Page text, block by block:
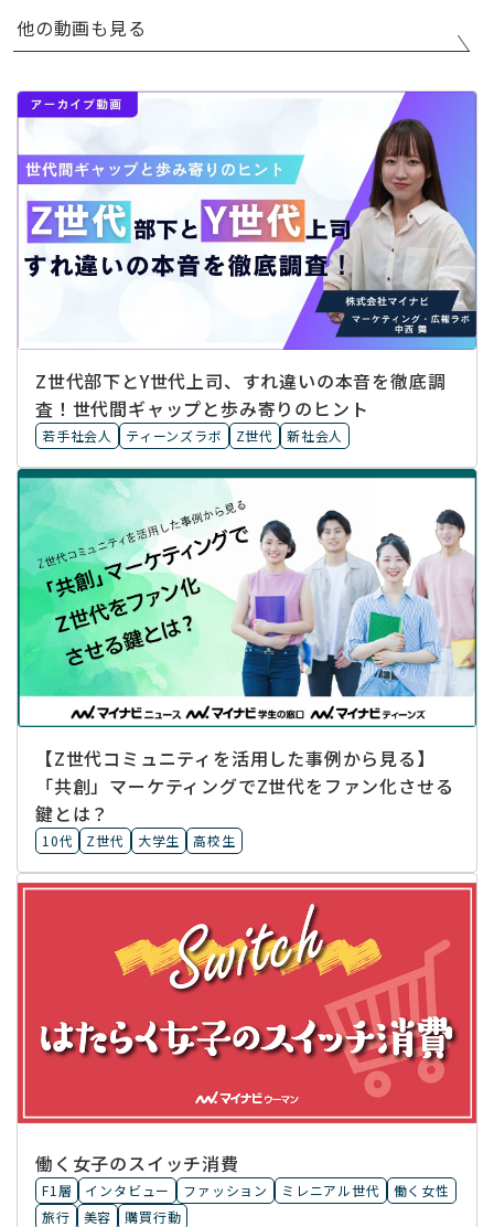
他の動画も見る
Z世代部下とY世代上司、すれ違いの本音を徹底調
査！世代間ギャップと歩み寄りのヒント
若手社会人 ティーンズラボ Z世代 新社会人
【Z世代コミュニティを活用した事例から見る】
「共創」マーケティングでZ世代をファン化させる
鍵とは？
10代 Z世代 大学生 高校生
働く女子のスイッチ消費
F1層 インタビュー ファッション ミレニアル世代
働く女性
旅行
美容 購買行動